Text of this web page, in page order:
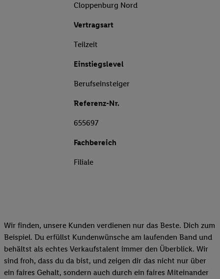
Cloppenburg Nord
Vertragsart
Teilzeit
Einstiegslevel
Berufseinsteiger
Referenz-Nr.
655697
Fachbereich
Filiale
Wir finden, unsere Kunden verdienen nur das Beste. Dich zum
Beispiel. Du erfüllst Kundenwünsche am laufenden Band und
behältst als echtes Verkaufstalent immer den Überblick. Wir
sind froh, dass du da bist, und zeigen dir das nicht nur über
ein faires Gehalt, sondern auch durch ein faires Miteinander